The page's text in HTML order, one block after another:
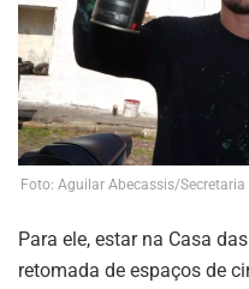
Foto: Aguilar Abecassis/
Para ele, estar na Casa
retomada de espaços de